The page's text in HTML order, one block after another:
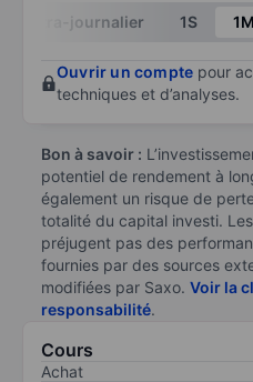
End of interactive chart.
Intra-journalier 1S 1M
Ouvrir un compte pour
techniques et d’analyses.
Bon à savoir :
potentiel de rendement à
également un risque de
totalité du capital investi.
préjugent pas des
fournies par des sources
modifiées par Saxo. Voir la
responsabilité.
Cours
Achat